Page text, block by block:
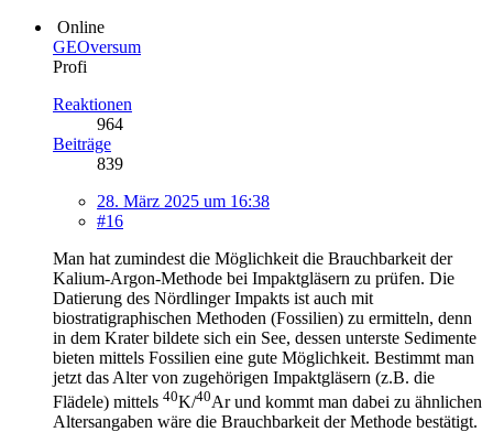
Online
GEOversum
Profi
Reaktionen
964
Beiträge
839
28. März 2025 um 16:38
#16
Man hat zumindest die Möglichkeit die Brauchbarkeit der
Kalium-Argon-Methode bei Impaktgläsern zu prüfen. Die
Datierung des Nördlinger Impakts ist auch mit
biostratigraphischen Methoden (Fossilien) zu ermitteln, denn
in dem Krater bildete sich ein See, dessen unterste Sedimente
bieten mittels Fossilien eine gute Möglichkeit. Bestimmt man
jetzt das Alter von zugehörigen Impaktgläsern (z.B. die
Flädele) mittels 40K/40Ar und kommt man dabei zu ähnlichen
Altersangaben wäre die Brauchbarkeit der Methode bestätigt.